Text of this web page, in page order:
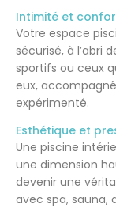
Intimité et
Votre espace
sécurisé, à l’abri
sportifs ou ceux
eux,
expérimenté.
Esthétique et
Une piscine
une dimension
devenir une
avec spa, sauna,